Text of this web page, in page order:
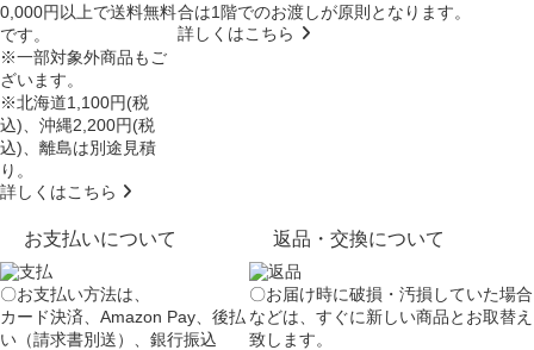
0,000円以上で送料無料
です。
※一部対象外商品もご
ざいます。
※北海道1,100円(税
込)、沖縄2,200円(税
込)、離島は別途見積
り。
詳しくはこちら
合は1階でのお渡しが原則となります。
詳しくはこちら
お支払いについて
〇お支払い方法は、
カード決済、Amazon Pay、後払
い（請求書別送）、銀行振込
返品・交換について
〇お届け時に破損・汚損していた場合
などは、すぐに新しい商品とお取替え
致します。